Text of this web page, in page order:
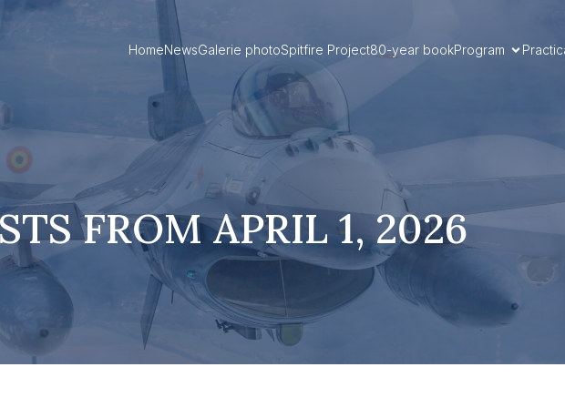
HomeNewsGalerie photoSpitfire Project80-year bookProgram
FROM APRIL 1, 2026